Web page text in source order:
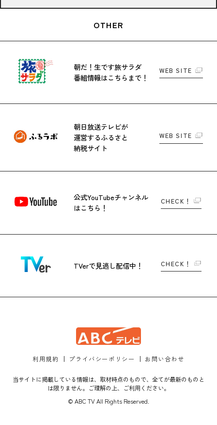
OTHER
朝だ！生です旅サラダ
番組情報はこちらまで！
WEB SITE
朝日放送テレビが
運営するふるさと
納税サイト
WEB SITE
公式YouTubeチャンネル
はこちら！
CHECK！
TVerで見逃し配信中！ CHECK！
利用規約 プライバシーポリシー お問い合わせ
当サイトに掲載している情報は、取材時点のもので、全てが最新のものと
は限りません。ご理解の上、ご利用ください。
© ABC TV All Rights Reserved.